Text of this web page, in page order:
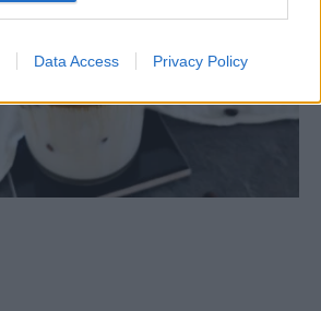
Data Access Privacy Policy